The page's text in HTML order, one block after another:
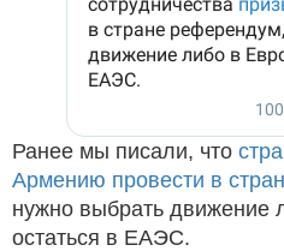
Ранее мы писали, что
Армению провести в
нужно выбрать движение
остаться в ЕАЭС.